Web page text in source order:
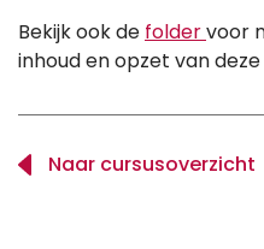
Bekijk ook de foldervoor
inhoud en opzet van
Naar cursusoverzicht